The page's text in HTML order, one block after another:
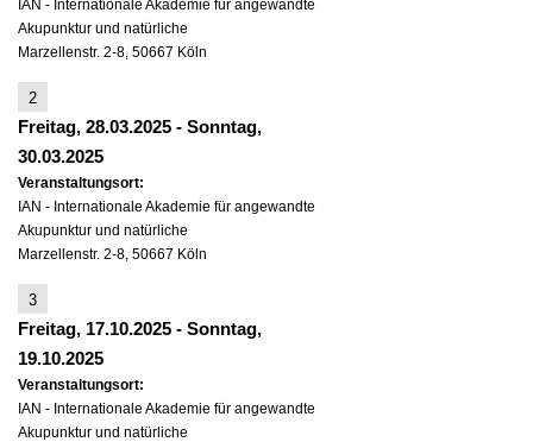
IAN - Internationale Akademie für angewandte
Akupunktur und natürliche
Marzellenstr. 2-8, 50667 Köln
2
Freitag, 28.03.2025 - Sonntag,
30.03.2025
Veranstaltungsort:
IAN - Internationale Akademie für angewandte
Akupunktur und natürliche
Marzellenstr. 2-8, 50667 Köln
3
Freitag, 17.10.2025 - Sonntag,
19.10.2025
Veranstaltungsort:
IAN - Internationale Akademie für angewandte
Akupunktur und natürliche